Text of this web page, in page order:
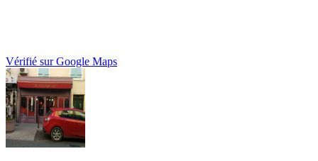
Vérifié sur Google Maps